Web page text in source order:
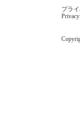
プラ